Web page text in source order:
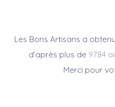
Les Bons Artisans a
d’après plus de 9784
Merci pour